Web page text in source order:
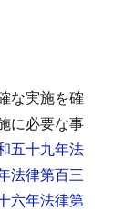
な実施を確
に必要な事
五十九年法
法律第百三
六年法律第